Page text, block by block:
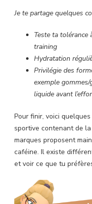
Je te partage quelques
Teste ta
training
Hydratation
Privilégie des
exemple
liquide avant
Pour finir, voici
sportive contenant de
marques proposent
caféine. Il existe
et voir ce que tu